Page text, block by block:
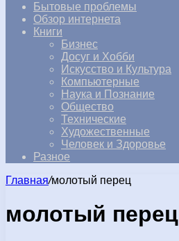
Бытовые проблемы
Обзор интернета
Книги
Бизнес
Досуг и Хобби
Искусство и Культура
Компьютерные
Наука и Познание
Общество
Технические
Художественные
Человек и Здоровье
Разное
Главная/молотый перец
молотый перец